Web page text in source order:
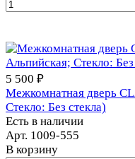
5 500 ₽
Межкомнатная дверь
Стекло: Без стекла)
Есть в наличии
Арт. 1009-555
В корзину